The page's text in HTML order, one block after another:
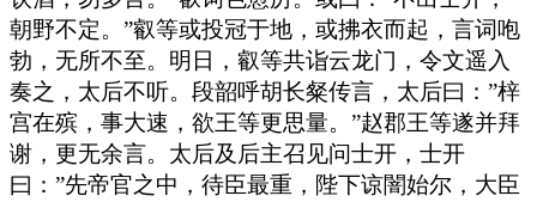
朝野不定。”叡等或投冠于地，或拂衣而起，言词咆
勃，无所不至。明日，叡等共诣云龙门，令文遥入
奏之，太后不听。段韶呼胡长粲传言，太后曰：”梓
宫在殡，事大速，欲王等更思量。”赵郡王等遂并拜
谢，更无余言。太后及后主召见问士开，士开
曰：”先帝官之中，待臣最重，陛下谅闇始尔，大臣